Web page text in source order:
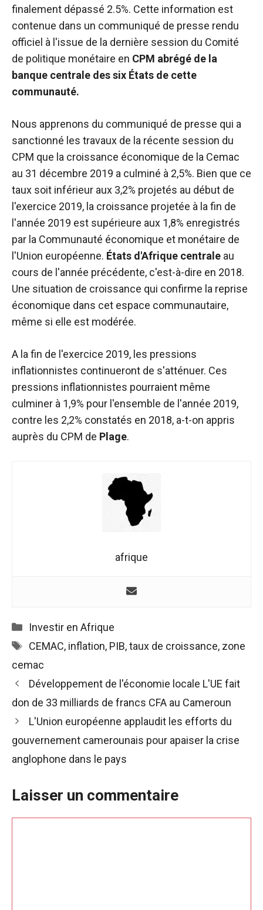
finalement dépassé 2.5%. Cette information est
contenue dans un communiqué de presse rendu
officiel à l'issue de la dernière session du Comité
de politique monétaire en CPM abrégé de la
banque centrale des six États de cette
communauté.
Nous apprenons du communiqué de presse qui a
sanctionné les travaux de la récente session du
CPM que la croissance économique de la Cemac
au 31 décembre 2019 a culminé à 2,5%. Bien que ce
taux soit inférieur aux 3,2% projetés au début de
l'exercice 2019, la croissance projetée à la fin de
l'année 2019 est supérieure aux 1,8% enregistrés
par la Communauté économique et monétaire de
l'Union européenne. États d'Afrique centrale au
cours de l'année précédente, c'est-à-dire en 2018.
Une situation de croissance qui confirme la reprise
économique dans cet espace communautaire,
même si elle est modérée.
A la fin de l'exercice 2019, les pressions
inflationnistes continueront de s'atténuer. Ces
pressions inflationnistes pourraient même
culminer à 1,9% pour l'ensemble de l'année 2019,
contre les 2,2% constatés en 2018, a-t-on appris
auprès du CPM de Plage.
afrique
Catégories
Investir en Afrique
Étiquettes
CEMAC, inflation, PIB,taux de croissance, zone
cemac
Navigation
des
Développement de l'économie locale L'UE fait
don de 33 milliards de francs CFA au Cameroun
L'Union européenne applaudit les efforts du
gouvernement camerounais pour apaiser la crise
anglophone dans le pays
Laisser un commentaire
Nécessaire
Ces cookies ne
sont pas
sont
nécessaires au
fonctionnement
du site web.
Statistiques
Afin
d'améliorer la
fonctionnalité
et la structure
du site web,
en fonction
de la manière
dont le site
est utilisé.
Expérience
Afin que notre
fonctionne au
mieux pendant
votre visite. Si
vous refusez
ces cookies,
augmentez
les chances
de voir des
contenus et
des offres
personnalisés.